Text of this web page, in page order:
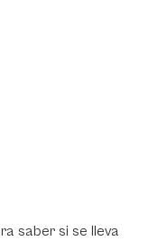
saber si se lleva